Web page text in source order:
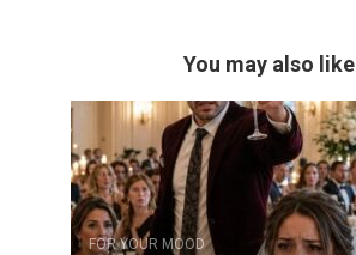
You may also like
FOR YOUR MOOD